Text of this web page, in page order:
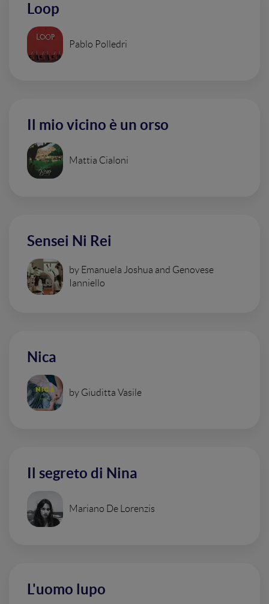
Loop
Pablo Polledri
Il mio vicino è un orso
Mattia Cialoni
Sensei Ni Rei
by Emanuela Joshua and Genovese
Ianniello
Nica
by Giuditta Vasile
Il segreto di Nina
Mariano De Lorenzis
L'uomo lupo